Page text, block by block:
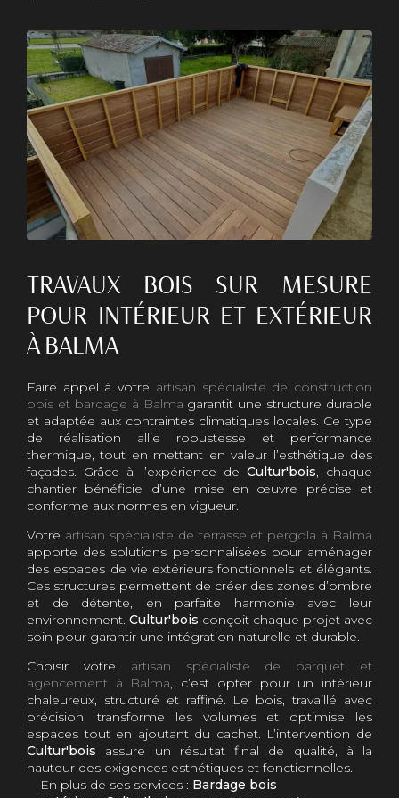
TRAVAUX BOIS SUR MESURE
POUR INTÉRIEUR ET EXTÉRIEUR
À BALMA
Faire appel à votre artisan spécialiste de construction
bois et bardage à Balma garantit une structure durable
et adaptée aux contraintes climatiques locales. Ce type
de réalisation allie robustesse et performance
thermique, tout en mettant en valeur l’esthétique des
façades. Grâce à l’expérience de Cultur'bois, chaque
chantier bénéficie d’une mise en œuvre précise et
conforme aux normes en vigueur.
Votre artisan spécialiste de terrasse et pergola à Balma
apporte des solutions personnalisées pour aménager
des espaces de vie extérieurs fonctionnels et élégants.
Ces structures permettent de créer des zones d’ombre
et de détente, en parfaite harmonie avec leur
environnement. Cultur'bois conçoit chaque projet avec
soin pour garantir une intégration naturelle et durable.
Choisir votre artisan spécialiste de parquet et
agencement à Balma, c’est opter pour un intérieur
chaleureux, structuré et raffiné. Le bois, travaillé avec
précision, transforme les volumes et optimise les
espaces tout en ajoutant du cachet. L’intervention de
Cultur'bois assure un résultat final de qualité, à la
hauteur des exigences esthétiques et fonctionnelles.
En plus de ses services : Bardage bois